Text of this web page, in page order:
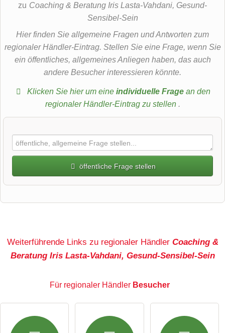
zu Coaching & Beratung Iris Lasta-Vahdani, Gesund-
Sensibel-Sein
Hier finden Sie allgemeine Fragen und Antworten zum
regionaler Händler-Eintrag. Stellen Sie eine Frage, wenn Sie
ein öffentliches, allgemeines Anliegen haben, das auch
andere Besucher interessieren könnte.
Klicken Sie hier um eine individuelle Fragean den
regionaler Händler-Eintrag zu stellen .
öffentliche Frage stellen
Weiterführende Links zu regionaler Händler Coaching &
Beratung Iris Lasta-Vahdani, Gesund-Sensibel-Sein
Für regionaler Händler Besucher